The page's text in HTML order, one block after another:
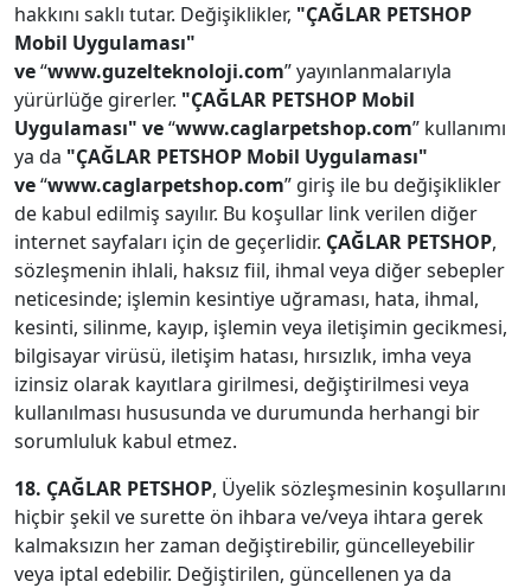
hakkını saklı tutar. Değişiklikler, "ÇAĞLAR PETSHOP
Mobil Uygulaması"
ve“www.guzelteknoloji.com” yayınlanmalarıyla
yürürlüğe girerler. "ÇAĞLAR PETSHOP Mobil
Uygulaması" ve“www.caglarpetshop.com” kullanımı
ya da "ÇAĞLAR PETSHOP Mobil Uygulaması"
ve“www.caglarpetshop.com” giriş ile bu değişiklikler
de kabul edilmiş sayılır. Bu koşullar link verilen diğer
internet sayfaları için de geçerlidir. ÇAĞLAR PETSHOP,
sözleşmenin ihlali, haksız fiil, ihmal veya diğer sebepler
neticesinde; işlemin kesintiye uğraması, hata, ihmal,
kesinti, silinme, kayıp, işlemin veya iletişimin gecikmesi,
bilgisayar virüsü, iletişim hatası, hırsızlık, imha veya
izinsiz olarak kayıtlara girilmesi, değiştirilmesi veya
kullanılması hususunda ve durumunda herhangi bir
sorumluluk kabul etmez.
18. ÇAĞLAR PETSHOP, Üyelik sözleşmesinin koşullarını
hiçbir şekil ve surette ön ihbara ve/veya ihtara gerek
kalmaksızın her zaman değiştirebilir, güncelleyebilir
veya iptal edebilir. Değiştirilen, güncellenen ya da